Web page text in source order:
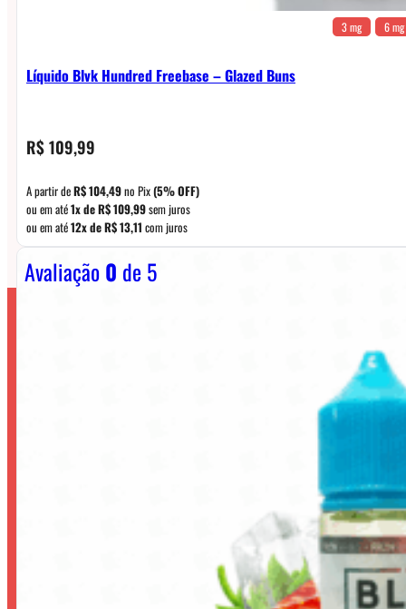
3 mg 6 mg
Líquido Blvk Hundred Freebase – Glazed Buns
R$109,99
A partir deR$104,49no Pix(5% OFF)
ou em até1x deR$109,99sem juros
ou em até12x deR$13,11 com juros
Avaliação0 de 5